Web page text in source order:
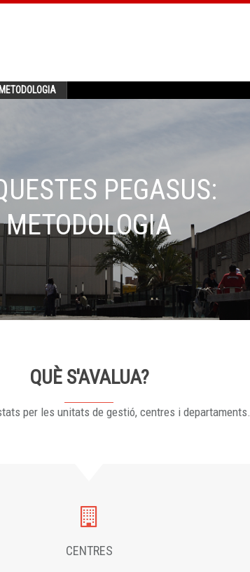
METODOLOGIA
PEGASUS:
METODOLOGIA
QUÈ S'AVALUA?
per les unitats de gestió, centres i departaments.
CENTRES